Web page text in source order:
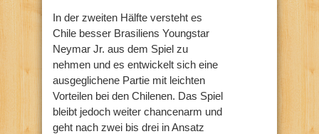
In der zweiten Hälfte versteht es
Chile besser Brasiliens Youngstar
Neymar Jr. aus dem Spiel zu
nehmen und es entwickelt sich eine
ausgeglichene Partie mit leichten
Vorteilen bei den Chilenen. Das Spiel
bleibt jedoch weiter chancenarm und
geht nach zwei bis drei in Ansatz